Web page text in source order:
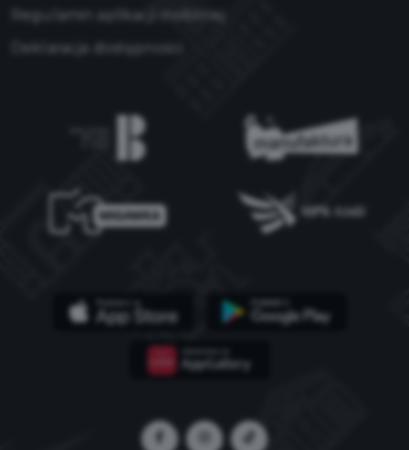
Regulamin aplikacji mobilnej
Deklaracja dostępności